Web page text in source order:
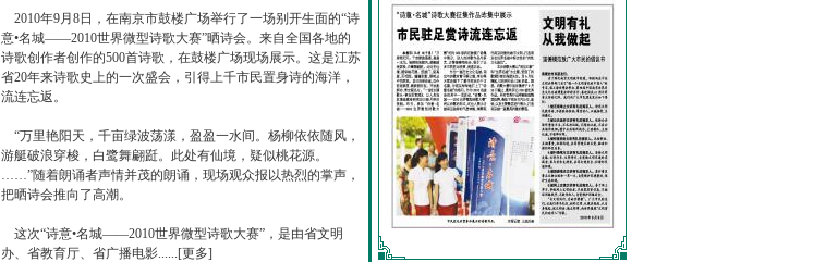
2010年9月8日，在南京市鼓楼广场举行了一场别开生面的“诗
意•名城——2010世界微型诗歌大赛”晒诗会。来自全国各地的
诗歌创作者创作的500首诗歌，在鼓楼广场现场展示。这是江苏
省20年来诗歌史上的一次盛会，引得上千市民置身诗的海洋，
流连忘返。
“万里艳阳天，千亩绿波荡漾，盈盈一水间。杨柳依依随风，
游艇破浪穿梭，白鹭舞翩跹。此处有仙境，疑似桃花源。
……”随着朗诵者声情并茂的朗诵，现场观众报以热烈的掌声，
把晒诗会推向了高潮。
这次“诗意•名城——2010世界微型诗歌大赛”，是由省文明
办、省教育厅、省广播电影......[更多]